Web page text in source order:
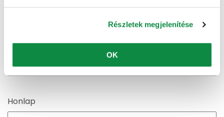
Részletek megjelenítése
OK
E-mail cím*
Honlap